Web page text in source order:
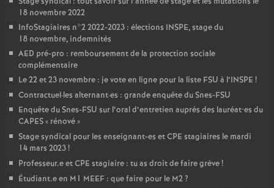
18 novembre 2022
InfoStagiaires n°2 2022-2023 : élections INSPE, stage du
18 novembre, indemnités
AED pré-pro : remboursement de la protection sociale
complémentaire
Le 22 et 23 novembre : je vote en ligne pour la liste FSU à l’INSPE !
Contractuel·les alternant·es : grande enquête du Snes-FSU
Enquête du Snes-FSU sur l’oral d’entretien auprès des lauréat•es du
CAPES« rénové»
Stage syndical pour les enseignant-es etCPE stagiaires le mardi
14 mars 2023!
Professeur.e etCPE stagiaire : tu as droit de faire grève!
Étudiant.e en M1 MEEF : que faire pour le M2?